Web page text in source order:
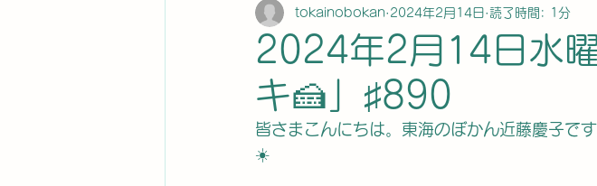
2024年2月14日水
キ🍰」♯890
tokainobokan 2024年2月14日 読了時間: 1分
皆さまこんにちは。東海のぼかん近藤慶子です
☀️